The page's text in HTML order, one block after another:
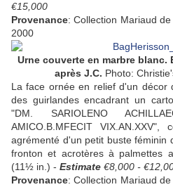
€15,000
Provenance: Collection Mariaud
2000
Urne couverte en marbre blanc.
après J.C. Photo:
La face ornée en relief d'un décor
des guirlandes encadrant un
"DM. SARIOLENO
AMICO.B.MFECIT
agrémenté d'un petit buste féminin
fronton et acrotères à palmettes
(11½ in.) - Estimate €8,000 -
Provenance: Collection Mariaud